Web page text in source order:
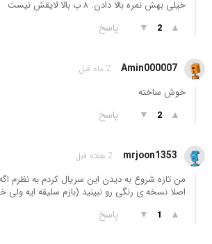
خیلی بهش نمره بالا دادن. ۸ ب بالا لایقش نیست
▲
2
▼ پاسخ
Amin000007 2 ماه قبل
خوش ساخته
▲
2
▼ پاسخ
mrjoon1353 2 هفته قبل
من تازه شروع به دیدن این سریال کردم به نظرم
اصلا نسخه ی رنگی رو نبینید (بازم سلیقه ایه ولی
▲
1
▼ پاسخ